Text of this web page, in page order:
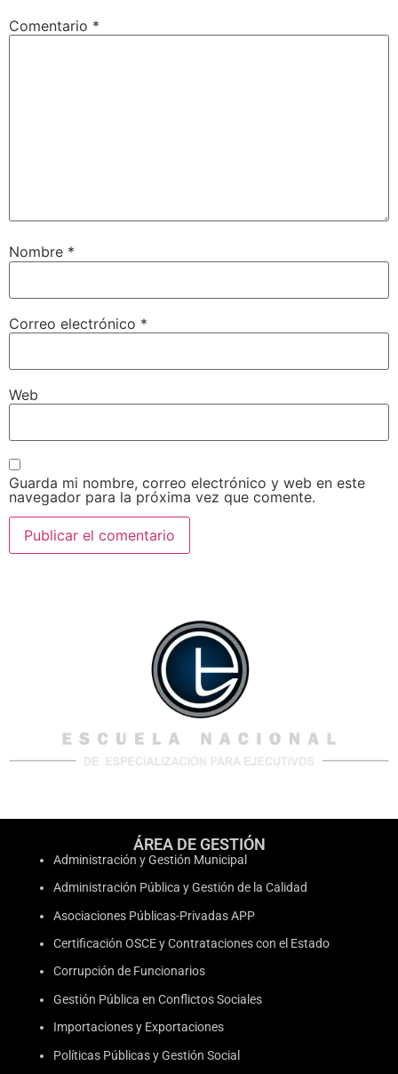
Comentario *
Nombre *
Correo electrónico *
Web
Guarda mi nombre, correo electrónico y web en este
navegador para la próxima vez que comente.
ÁREA DE GESTIÓN
Administración y Gestión Municipal
Administración Pública y Gestión de la Calidad
Asociaciones Públicas-Privadas APP
Certificación OSCE y Contrataciones con el Estado
Corrupción de Funcionarios
Gestión Pública en Conflictos Sociales
Importaciones y Exportaciones
Políticas Públicas y Gestión Social